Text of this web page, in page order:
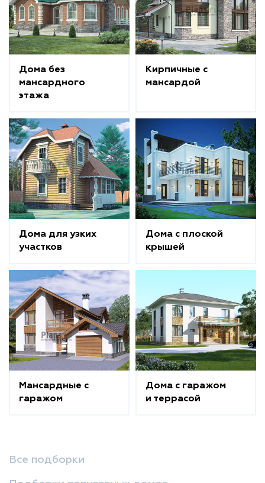
Дома без
мансардного
этажа
Кирпичные с
мансардой
Дома для узких
участков
Дома с плоской
крышей
Мансардные с
гаражом
Дома с гаражом
и террасой
Все подборки